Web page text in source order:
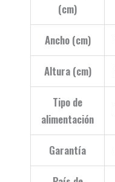
(cm)
Ancho (cm)
Altura (cm)
Tipo de
alimentación
Garantía